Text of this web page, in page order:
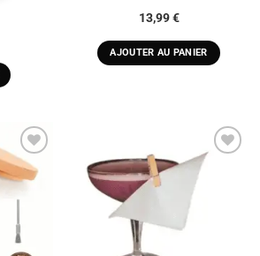
13,99€
AJOUTER AU PANIER
TO
ADD TO
WISHLIST